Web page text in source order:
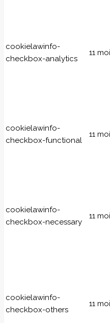
cookielawinfo-
checkbox-analytics
11
cookielawinfo-
checkbox-functional
11
cookielawinfo-
checkbox-necessary
11
cookielawinfo-
checkbox-others
11